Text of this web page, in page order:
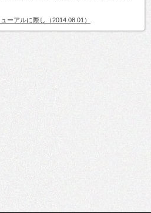
ーアルに際し（2014.08.01）